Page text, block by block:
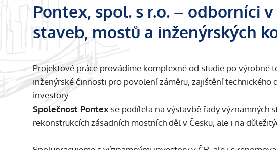
Pontex, spol. s r.o. – odborníci
staveb, mostů a inženýrských
Projektové práce provádíme komplexně od studie po výrobně
inženýrské činnosti pro povolení záměru, zajištění
investory.
Společnost Pontex se podílela na výstavbě řady významných
rekonstrukcích zásadních mostních děl v Česku, ale i na